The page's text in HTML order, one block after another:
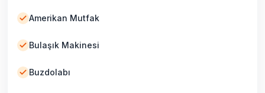
Amerikan Mutfak
Bulaşık Makinesi
Buzdolabı